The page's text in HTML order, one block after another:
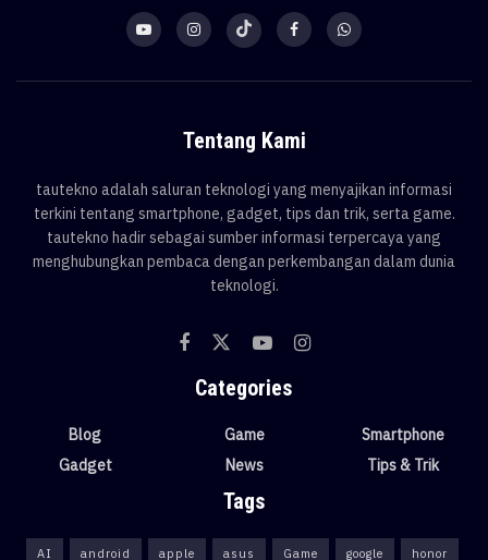
Tentang Kami
tautekno adalah saluran teknologi yang menyajikan informasi
terkini tentang smartphone, gadget, tips dan trik, serta game.
tautekno hadir sebagai sumber informasi terpercaya yang
menghubungkan pembaca dengan perkembangan dalam dunia
teknologi.
Categories
Blog
Gadget
Game
News
Smartphone
Tips & Trik
Tags
AI android apple asus Game google honor